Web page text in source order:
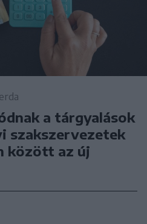
a tárgyalások
szakszervezetek
között az új